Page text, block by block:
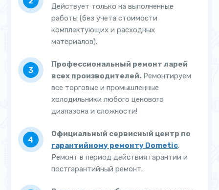
Действует только на выполненные
работы (без учета стоимости
комплектующих и расходных
материалов).
Профессиональный ремонт ларей
всех производителей. Ремонтируем
все торговые и промышленные
холодильники любого ценового
диапазона и сложности!
Официальный сервисный центр по
гарантийному ремонту Dometic.
Ремонт в период действия гарантии и
постгарантийный ремонт.